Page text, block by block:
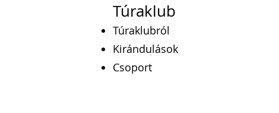
Túraklub
Túraklubról
Kirándulások
Csoport